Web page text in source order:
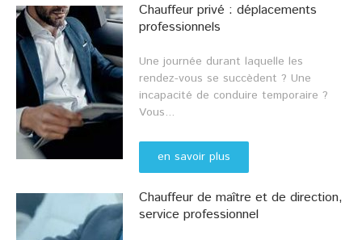
Chauffeur privé : déplacements
professionnels
Une journée durant laquelle les
rendez-vous se succèdent ? Une
incapacité de conduire temporaire ?
Vous...
en savoir plus
Chauffeur de maître et de direction,
service professionnel